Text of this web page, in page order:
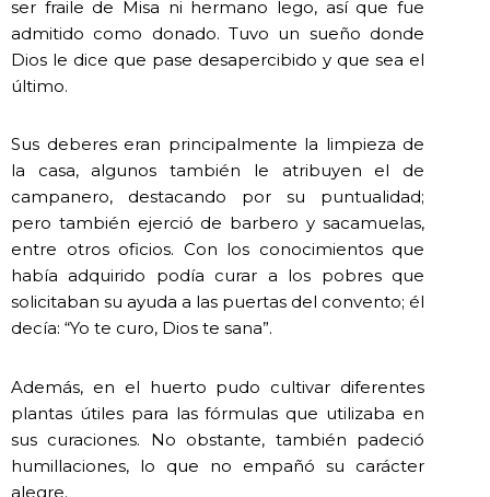
ser fraile de Misa ni hermano lego, así que fue
admitido como donado. Tuvo un sueño donde
Dios le dice que pase desapercibido y que sea el
último.
Sus deberes eran principalmente la limpieza de
la casa, algunos también le atribuyen el de
campanero, destacando por su puntualidad;
pero también ejerció de barbero y sacamuelas,
entre otros oficios. Con los conocimientos que
había adquirido podía curar a los pobres que
solicitaban su ayuda a las puertas del convento; él
decía: “Yo te curo, Dios te sana”.
Además, en el huerto pudo cultivar diferentes
plantas útiles para las fórmulas que utilizaba en
sus curaciones. No obstante, también padeció
humillaciones, lo que no empañó su carácter
alegre.